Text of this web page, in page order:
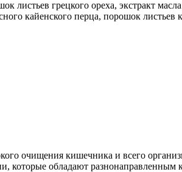
грецкого ореха, экстракт
кайенского перца, порошок
очищения кишечника и всего
которые обладают разнонаправленным